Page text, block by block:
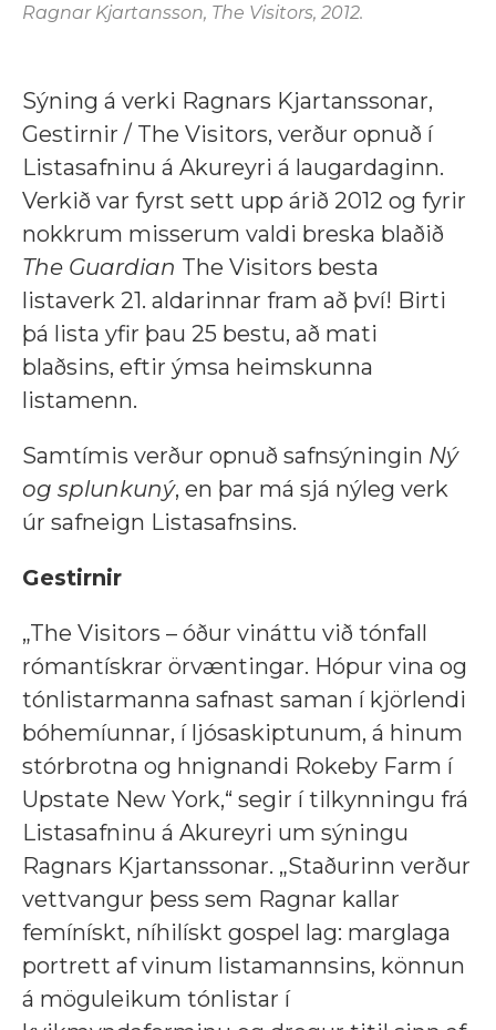
Ragnar Kjartansson, The Visitors, 2012.
Sýning á verki Ragnars Kjartanssonar,
Gestirnir / The Visitors, verður opnuð í
Listasafninu á Akureyri á laugardaginn.
Verkið var fyrst sett upp árið 2012 og fyrir
nokkrum misserum valdi breska blaðið
The Guardian The Visitors besta
listaverk 21. aldarinnar fram að því! Birti
þá lista yfir þau 25 bestu, að mati
blaðsins, eftir ýmsa heimskunna
listamenn.
Samtímis verður opnuð safnsýningin Ný
og splunkuný, en þar má sjá nýleg verk
úr safneign Listasafnsins.
Gestirnir
„The Visitors – óður vináttu við tónfall
rómantískrar örvæntingar. Hópur vina og
tónlistarmanna safnast saman í kjörlendi
bóhemíunnar, í ljósaskiptunum, á hinum
stórbrotna og hnignandi Rokeby Farm í
Upstate New York,“ segir í tilkynningu frá
Listasafninu á Akureyri um sýningu
Ragnars Kjartanssonar. „Staðurinn verður
vettvangur þess sem Ragnar kallar
femínískt, níhilískt gospel lag: marglaga
portrett af vinum listamannsins, könnun
á möguleikum tónlistar í